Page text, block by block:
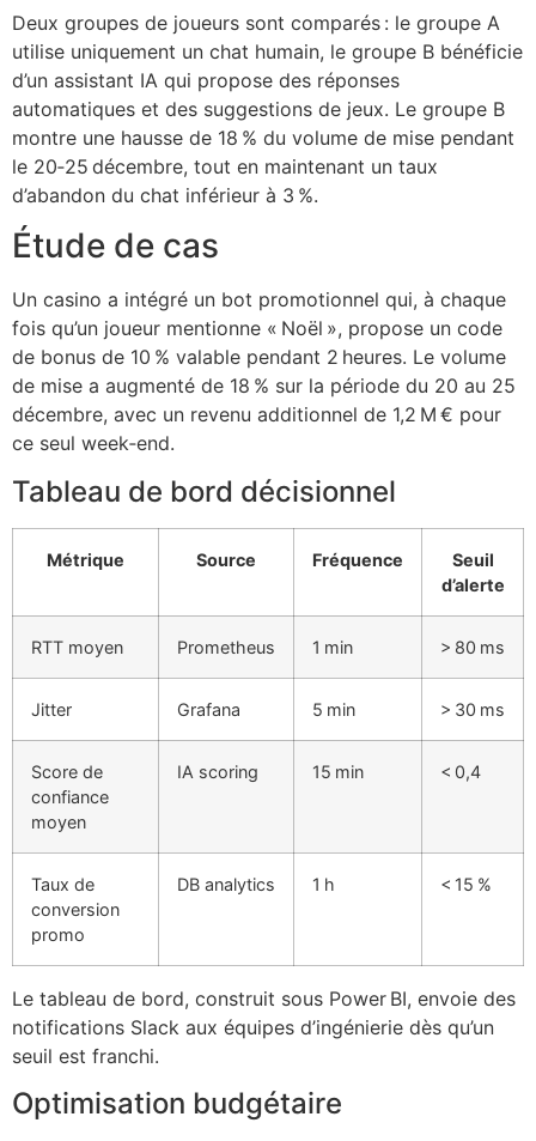
Deux groupes de joueurs sont comparés : le groupe A
utilise uniquement un chat humain, le groupe B bénéficie
d’un assistant IA qui propose des réponses
automatiques et des suggestions de jeux. Le groupe B
montre une hausse de 18 % du volume de mise pendant
le 20‑25 décembre, tout en maintenant un taux
d’abandon du chat inférieur à 3 %.
Étude de cas
Un casino a intégré un bot promotionnel qui, à chaque
fois qu’un joueur mentionne « Noël », propose un code
de bonus de 10 % valable pendant 2 heures. Le volume
de mise a augmenté de 18 % sur la période du 20 au 25
décembre, avec un revenu additionnel de 1,2 M € pour
ce seul week‑end.
Tableau de bord décisionnel
Métrique Source Fréquence
Seuil
d’alerte
RTT moyen Prometheus 1 min > 80 ms
Jitter Grafana 5 min > 30 ms
Score de
confiance
moyen
IA scoring 15 min < 0,4
Taux de
conversion
promo
DB analytics 1 h < 15 %
Le tableau de bord, construit sous Power BI, envoie des
notifications Slack aux équipes d’ingénierie dès qu’un
seuil est franchi.
Optimisation budgétaire